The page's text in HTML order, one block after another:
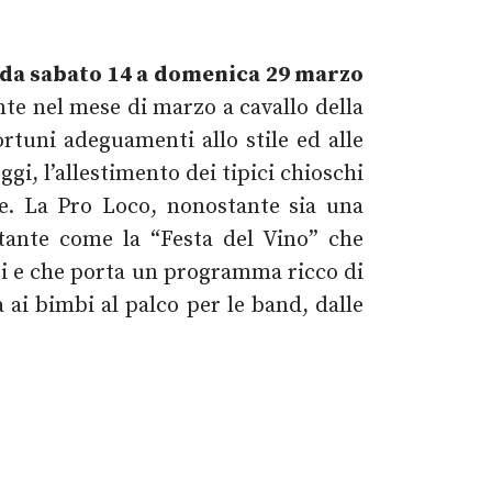
da sabato 14 a domenica 29 marzo
nel mese di marzo a cavallo della
adeguamenti allo stile ed alle
l’allestimento dei tipici chioschi
La Pro Loco, nonostante sia una
come la “Festa del Vino” che
che porta un programma ricco di
bimbi al palco per le band, dalle